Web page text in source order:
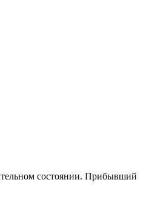
состоянии. Прибывший